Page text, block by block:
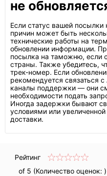
не
Если статус вашей
причин может быть
технические работы на
обновлении информации.
посылка на таможню, если
страны. Также убедитесь,
трек-номер. Если
рекомендуется связаться
каналы поддержки — они
необходимости подать
Иногда задержки бывают
условиями или
доставки.
Рейтинг
of 5 (Количество оценок: )